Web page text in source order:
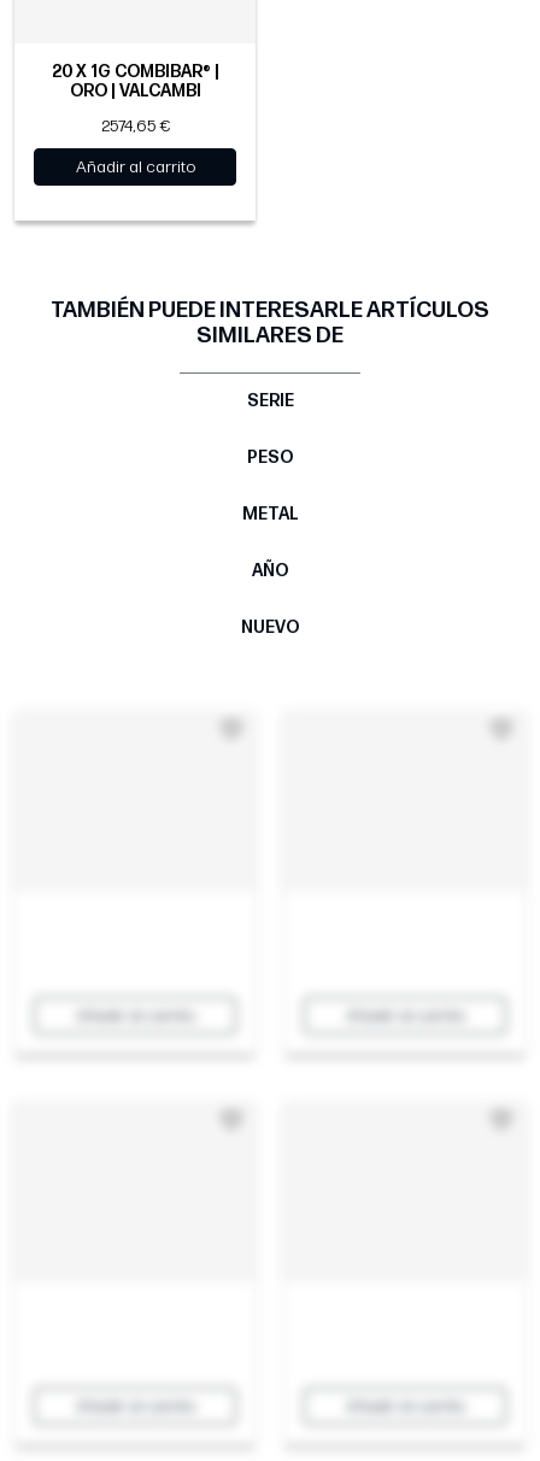
20 X 1G COMBIBAR® |
ORO | VALCAMBI
2574,65 €
Añadir al carrito
TAMBIÉN PUEDE INTERESARLE ARTÍCULOS
SIMILARES DE
SERIE
PESO
METAL
AÑO
NUEVO